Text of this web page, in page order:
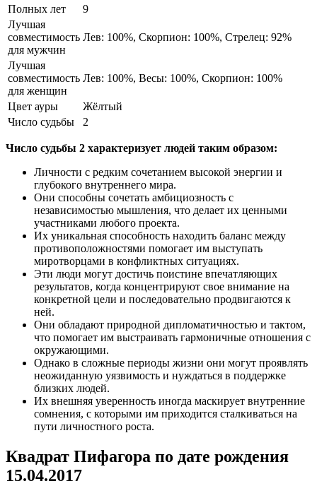
Полных лет
9
Лучшая
совместимость
для мужчин
Лев: 100%, Скорпион: 100%, Стрелец: 92%
Лучшая
совместимость
для женщин
Лев: 100%, Весы: 100%, Скорпион: 100%
Цвет ауры
Жёлтый
Число судьбы
2
Число судьбы 2 характеризует людей таким образом:
Личности с редким сочетанием высокой энергии и
глубокого внутреннего мира.
Они способны сочетать амбициозность с
независимостью мышления, что делает их ценными
участниками любого проекта.
Их уникальная способность находить баланс между
противоположностями помогает им выступать
миротворцами в конфликтных ситуациях.
Эти люди могут достичь поистине впечатляющих
результатов, когда концентрируют свое внимание на
конкретной цели и последовательно продвигаются к
ней.
Они обладают природной дипломатичностью и тактом,
что помогает им выстраивать гармоничные отношения с
окружающими.
Однако в сложные периоды жизни они могут проявлять
неожиданную уязвимость и нуждаться в поддержке
близких людей.
Их внешняя уверенность иногда маскирует внутренние
сомнения, с которыми им приходится сталкиваться на
пути личностного роста.
Квадрат Пифагора по дате рождения
15.04.2017